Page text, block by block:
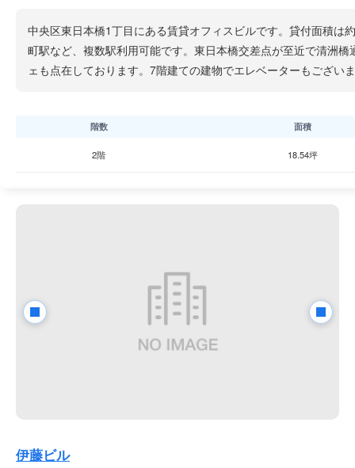
中央区東日本橋1丁目にある賃貸オフィスビルです。貸付面積
町駅など、複数駅利用可能です。東日本橋交差点が至近で清洲
ェも点在しております。7階建ての建物でエレベーターもござ
階数 面積
2階 18.54坪
伊藤ビル